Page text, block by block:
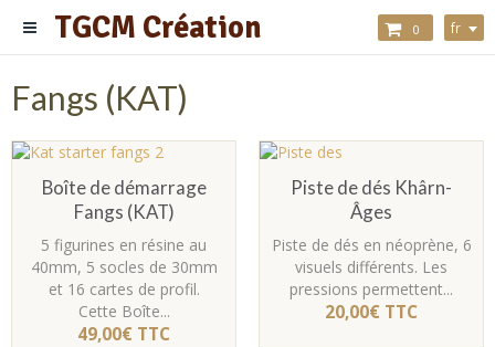
TGCM Création 0 fr
Fangs (KAT)
Boîte de démarrage
Fangs (KAT)
5 figurines en résine au
40mm, 5 socles de 30mm
et 16 cartes de profil.
Cette Boîte...
49,00€ TTC
Piste de dés Khârn-
Âges
Piste de dés en néoprène, 6
visuels différents. Les
pressions permettent...
20,00€ TTC